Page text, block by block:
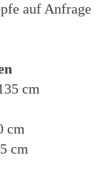
auf Anfrage
cm
cm
cm